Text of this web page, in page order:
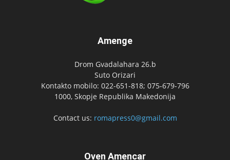
Amenge
Drom Gvadalahara 26.b
Suto Orizari
Kontakto mobilo: 022-651-818; 075-679-796
1000, Skopje Republika Makedonija
Contact us: romapress0@gmail.com
Oven Amencar